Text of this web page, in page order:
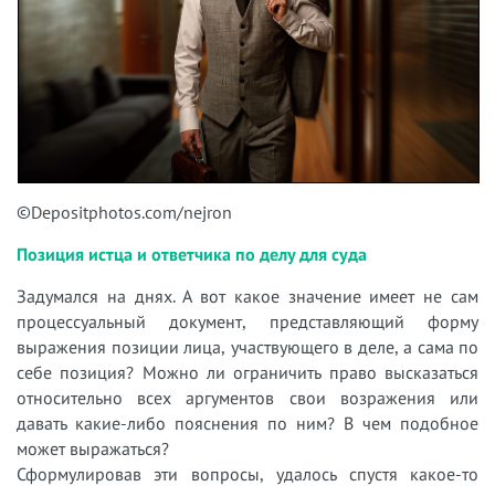
©Depositphotos.com/nejron
Позиция истца и ответчика по делу для суда
Задумался на днях. А вот какое значение имеет не сам
процессуальный документ, представляющий форму
выражения позиции лица, участвующего в деле, а сама по
себе позиция? Можно ли ограничить право высказаться
относительно всех аргументов свои возражения или
давать какие-либо пояснения по ним? В чем подобное
может выражаться?
Сформулировав эти вопросы, удалось спустя какое-то